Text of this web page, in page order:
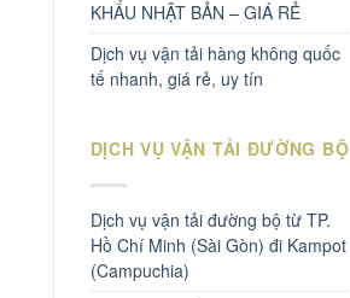
KHẨU NHẬT BẢN – GIÁ RẺ
Dịch vụ vận tải hàng không quốc
tế nhanh, giá rẻ, uy tín
DỊCH VỤ VẬN TẢI ĐƯỜNG BỘ
Dịch vụ vận tải đường bộ từ TP.
Hồ Chí Minh (Sài Gòn) đi Kampot
(Campuchia)